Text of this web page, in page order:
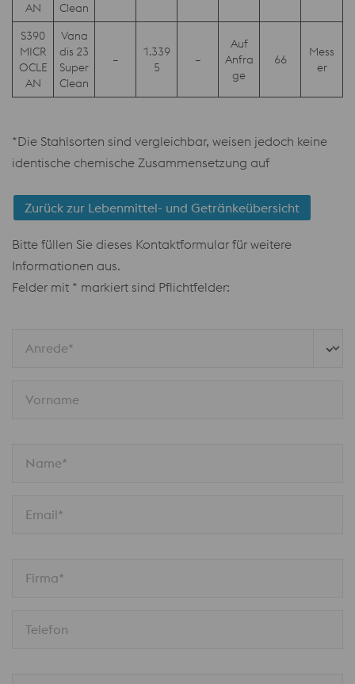
AN
Clean
S390
MICR
OCLE
AN
Vana
dis 23
Super
Clean
–
1.339
5
–
Auf
Anfra
ge
66
Mess
er
*Die Stahlsorten sind vergleichbar, weisen jedoch keine
identische chemische Zusammensetzung auf
Zurück zur Lebenmittel- und Getränkeübersicht
Bitte füllen Sie dieses Kontaktformular für weitere
Informationen aus.
Felder mit * markiert sind Pflichtfelder:
Anrede*
Vorname
Name*
Email*
Firma*
Telefon